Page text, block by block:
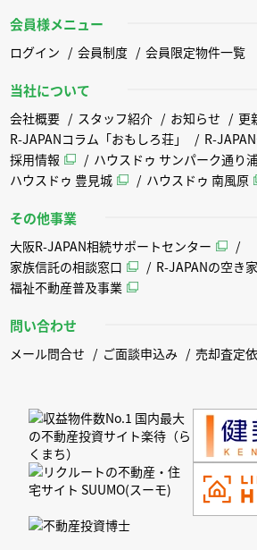
会員様メニュー
ログイン 会員制度 会員限定物件一覧
当社について
会社概要 スタッフ紹介 お知らせ
更
R-JAPANコラム「おもしろ荘」
R-
採用情報
ハウスドゥ サンパーク通り
ハウスドゥ 豊見城
ハウスドゥ 南風原
その他事業
大阪R-JAPAN相続サポートセンター
家族信託の相談窓口
R-JAPANの空き
福祉不動産普及事業
問い合わせ
メール問合せ ご面談申込み 売却査定